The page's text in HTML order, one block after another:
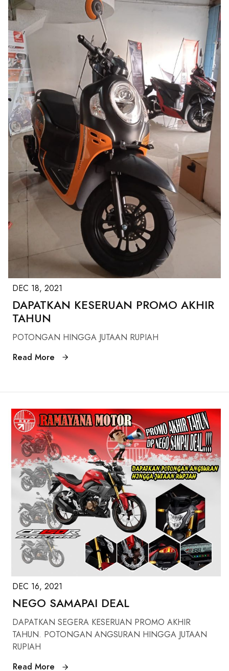
DEC 18, 2021
DAPATKAN KESERUAN PROMO AKHIR
TAHUN
POTONGAN HINGGA JUTAAN RUPIAH
Read More
DEC 16, 2021
NEGO SAMAPAI DEAL
DAPATKAN SEGERA KESERUAN PROMO AKHIR
TAHUN. POTONGAN ANGSURAN HINGGA JUTAAN
RUPIAH
Read More